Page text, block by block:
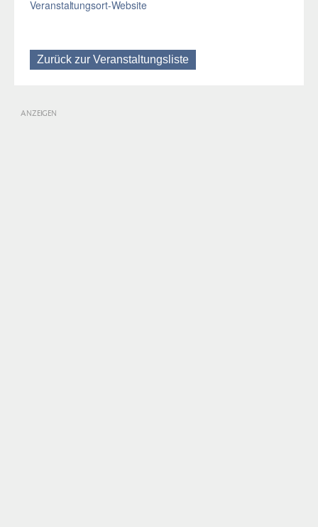
Veranstaltungsort-Website
Zurück zur Veranstaltungsliste
ANZEIGEN